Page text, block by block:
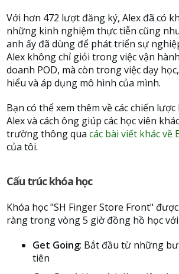
Với hơn 472 lượt đăng ký, Alex đã có
những kinh nghiệm thực tiễn cũng
anh ấy đã dùng để phát triển sự
Alex không chỉ giỏi trong việc vận
doanh POD, mà còn trong việc dạy
hiểu và áp dụng mô hình của mình.
Bạn có thể xem thêm về các chiến
Alex và cách ông giúp các học viên
trường thông qua các bài viết khác về
của tôi.
Cấu trúc khóa học
Khóa học "SH Finger Store Front"
ràng trong vòng 5 giờ đồng hồ học
Get Going: Bắt đầu từ những
tiên